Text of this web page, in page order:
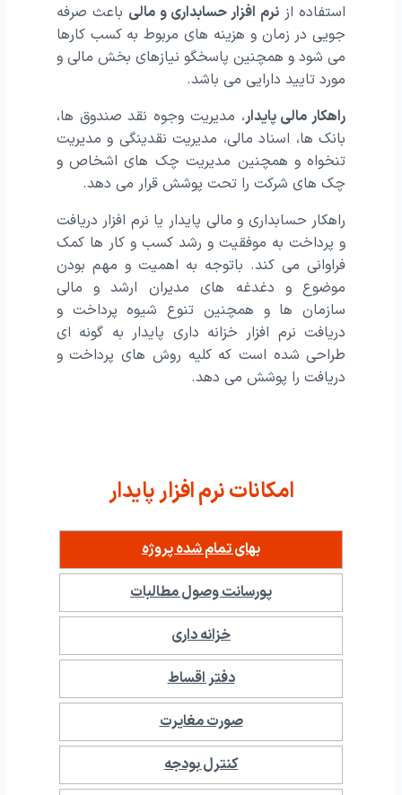
استفاده ازنرم افزار حسابداری و مالی باعث صرفه
جویی در زمان و هزینه های مربوط به کسب کارها
می شود و همچنین پاسخگو نیازهای بخش مالی و
مورد تایید دارایی می باشد.
راهکار مالی پایدار، مدیریت وجوه نقد صندوق ها،
بانک ها، اسناد مالی، مدیریت نقدینگی و مدیریت
تنخواه و همچنین مدیریت چک های اشخاص و
چک های شرکت را تحت پوشش قرار می دهد.
راهکار حسابداری و مالی پایدار یا نرم افزار دریافت
و پرداخت به موفقیت و رشد کسب و کار ها کمک
فراوانی می کند. باتوجه به اهمیت و مهم بودن
موضوع و دغدغه های مدیران ارشد و مالی
سازمان ها و همچنین تنوع شیوه پرداخت و
دریافت نرم افزار خزانه داری پایدار به گونه ای
طراحی شده است که کلیه روش های پرداخت و
دریافت را پوشش می دهد.
امکانات نرم افزار پایدار
بهای تمام شده پروژه
پورسانت وصول مطالبات
خزانه داری
دفتر اقساط
صورت مغایرت
کنترل بودجه